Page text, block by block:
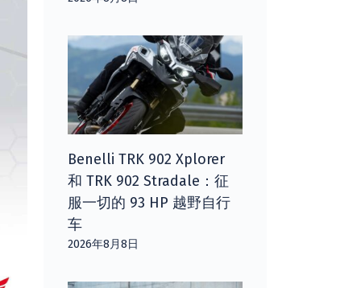
Benelli TRK 902 Xplorer
和 TRK 902 Stradale：征
服一切的 93 HP 越野自行
车
2026年8月8日